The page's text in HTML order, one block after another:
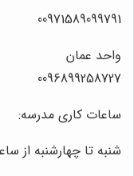
00971589099791
واحد عمان
0096899258727
ساعات کاری مدرسه:
شنبه تا چهارشنبه از ساعت 9 صبح تا 4